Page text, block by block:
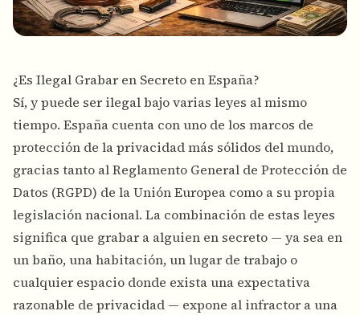
¿Es Ilegal Grabar en Secreto en España?
Sí, y puede ser ilegal bajo varias leyes al mismo
tiempo. España cuenta con uno de los marcos de
protección de la privacidad más sólidos del mundo,
gracias tanto al Reglamento General de Protección de
Datos (RGPD) de la Unión Europea como a su propia
legislación nacional. La combinación de estas leyes
significa que grabar a alguien en secreto — ya sea en
un baño, una habitación, un lugar de trabajo o
cualquier espacio donde exista una expectativa
razonable de privacidad — expone al infractor a una